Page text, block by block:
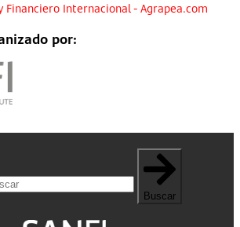
Internacional - Agrapea.com
por:
Buscar